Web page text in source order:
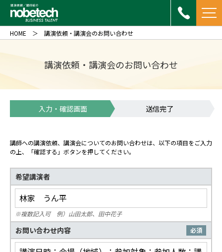
講演依頼・講演会のお問い合わせ
HOME 講演依頼・講演会のお問い合わせ
入力・確認画面 送信完了
講師への講演依頼、講演会についてのお問い合わせは、以下の項目をご入力
の上、「確認する」ボタンを押してください。
希望講演者
※複数記入可 例）山田太郎、田中花子
お問い合わせ内容 必須